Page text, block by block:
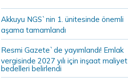
Akkuyu NGS`nin 1. ünitesinde önemli
aşama tamamlandı
Resmi Gazete`de yayımlandı! Emlak
vergisinde 2027 yılı için inşaat maliyet
bedelleri belirlendi